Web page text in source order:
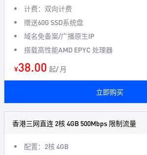
计费：双向计费
赠送60G SSD系统盘
域名免备案/广播原生IP
搭载高性能AMD EPYC 处理器
¥38.00 起/ 月
立即购买
香港三网直连 2核 4GB 500Mbps 限制流量
配置：2核 4GB